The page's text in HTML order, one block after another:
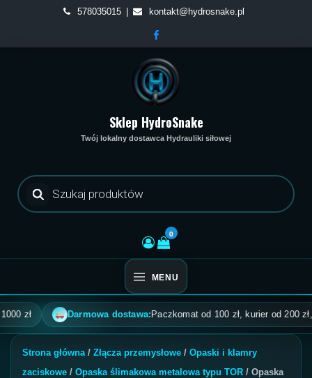
content
578035015 kontakt@hydrosnake.pl
Sklep HydroSnake
Twój lokalny dostawca Hydrauliki siłowej
Wyszukiwarka
produktów
0
MENU
Darmowa dostawa:Paczkomat od 100 zł, kurier od 200 zł,
Strona główna/ Złącza przemysłowe / Opaski i klamry
zaciskowe / Opaska ślimakowa metalowa typu TOR / Opaska